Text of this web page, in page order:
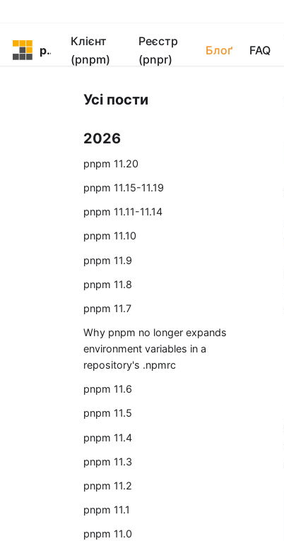
pnpm
Клієнт
(pnpm)
Реєстр
(pnpr)
Блоґ FAQ
Усі пости
2026
pnpm 11.20
pnpm 11.15-11.19
pnpm 11.11-11.14
pnpm 11.10
pnpm 11.9
pnpm 11.8
pnpm 11.7
Why pnpm no longer expands
environment variables in a
repository's .npmrc
pnpm 11.6
pnpm 11.5
pnpm 11.4
pnpm 11.3
pnpm 11.2
pnpm 11.1
pnpm 11.0